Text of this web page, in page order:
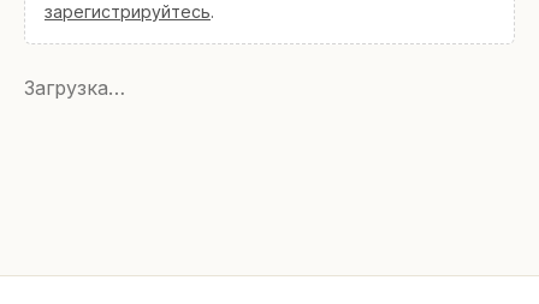
зарегистрируйтесь.
Загрузка…